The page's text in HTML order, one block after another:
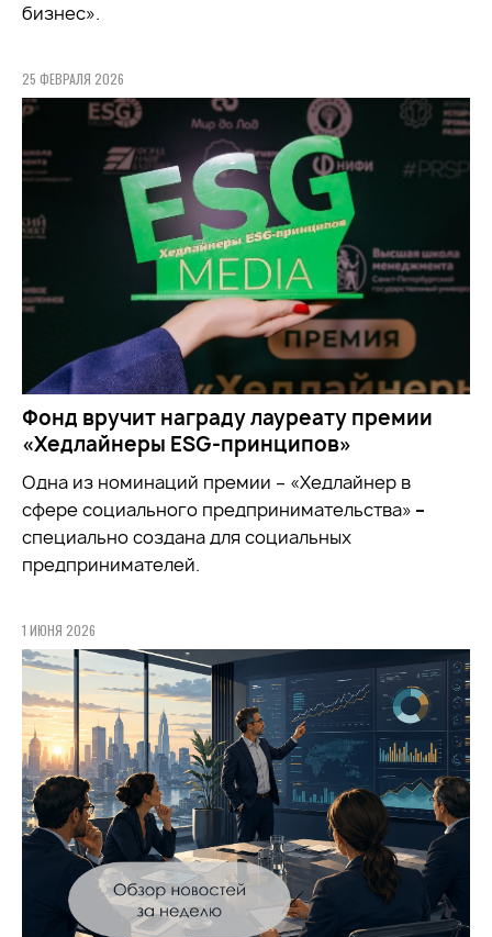
бизнес».
25 ФЕВРАЛЯ 2026
Фонд вручит награду лауреату премии
«Хедлайнеры ESG-принципов»
Одна из номинаций премии – «Хедлайнер в
сфере социального предпринимательства» –
специально создана для социальных
предпринимателей.
1 ИЮНЯ 2026